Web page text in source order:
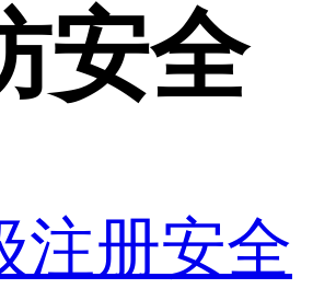
安全
注册安全